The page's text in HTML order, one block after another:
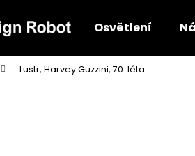
Osvětlení
Lustr, Harvey Guzzini, 70. léta